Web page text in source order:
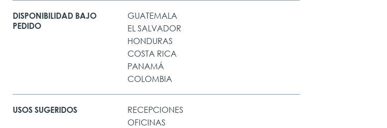
DISPONIBILIDAD BAJO
PEDIDO
GUATEMALA
EL SALVADOR
HONDURAS
COSTA RICA
PANAMÁ
COLOMBIA
USOS SUGERIDOS
RECEPCIONES
OFICINAS